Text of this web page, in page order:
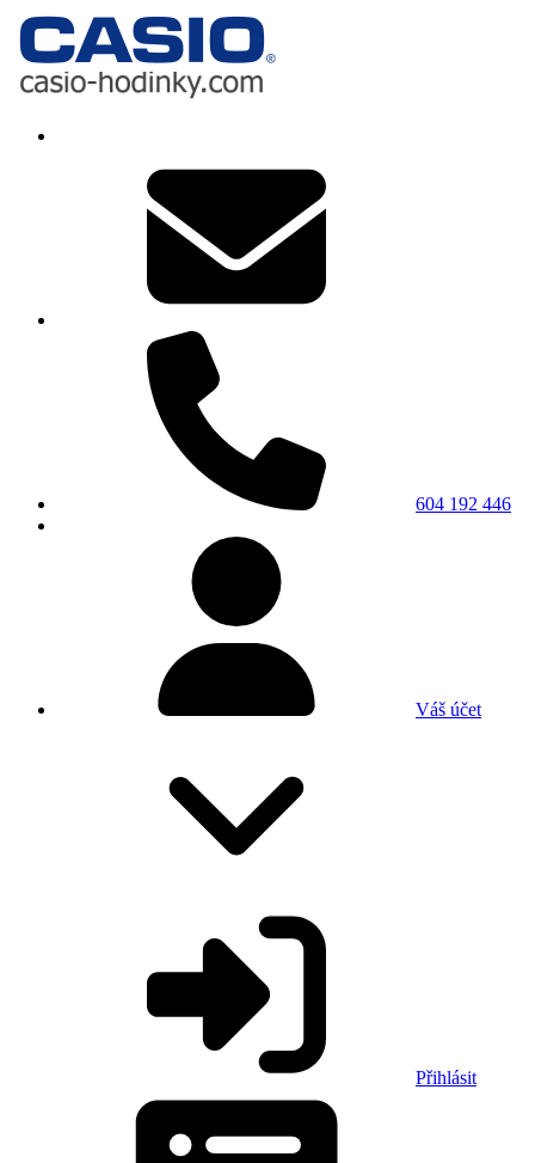
604 192 446
Váš účet
Přihlásit